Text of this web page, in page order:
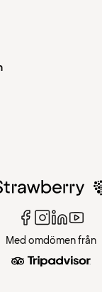
Med omdömen från